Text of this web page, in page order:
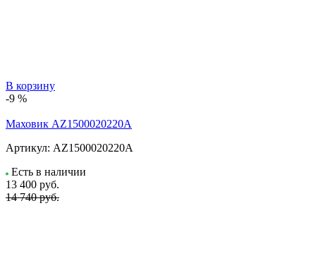
В корзину
-9 %
Маховик AZ1500020220A
Артикул: AZ1500020220A
Есть в наличии
13 400 руб.
14 740 руб.